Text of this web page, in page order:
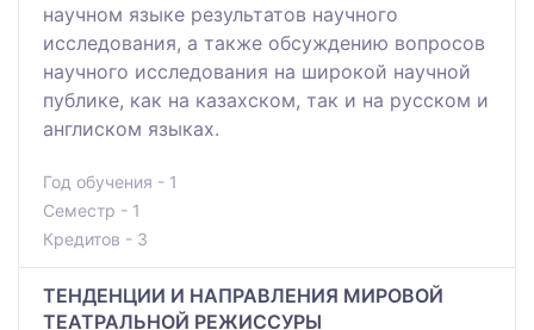
научном языке результатов научного
исследования, а также обсуждению вопросов
научного исследования на широкой научной
публике, как на казахском, так и на русском и
англиском языках.
Год обучения - 1
Семестр - 1
Кредитов - 3
ТЕНДЕНЦИИ И НАПРАВЛЕНИЯ МИРОВОЙ
ТЕАТРАЛЬНОЙ РЕЖИССУРЫ